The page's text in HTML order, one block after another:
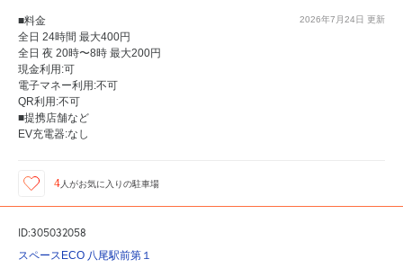
2026年7月24日 更新
■料金
全日 24時間 最大400円
全日 夜 20時〜8時 最大200円
現金利用:可
電子マネー利用:不可
QR利用:不可
■提携店舗など
EV充電器:なし
4人がお気に入りの駐車場
ID:305032058
スペースECO 八尾駅前第１